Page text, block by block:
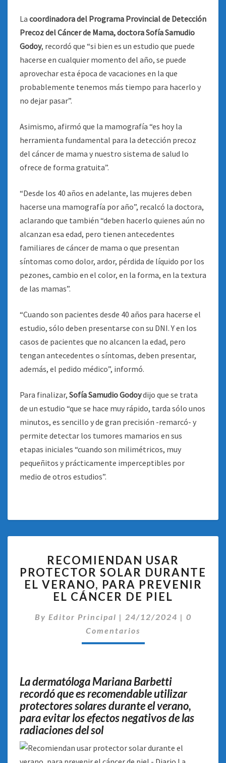
La coordinadora del Programa Provincial de Detección
Precoz del Cáncer de Mama, doctora Sofía Samudio
Godoy, recordó que “si bien es un estudio que puede
hacerse en cualquier momento del año, se puede
aprovechar esta época de vacaciones en la que
probablemente tenemos más tiempo para hacerlo y
no dejar pasar”.
Asimismo, afirmó que la mamografía “es hoy la
herramienta fundamental para la detección precoz
del cáncer de mama y nuestro sistema de salud lo
ofrece de forma gratuita”.
“Desde los 40 años en adelante, las mujeres deben
hacerse una mamografía por año”, recalcó la doctora,
aclarando que también “deben hacerlo quienes aún no
alcanzan esa edad, pero tienen antecedentes
familiares de cáncer de mama o que presentan
síntomas como dolor, ardor, pérdida de líquido por los
pezones, cambio en el color, en la forma, en la textura
de las mamas”.
“Cuando son pacientes desde 40 años para hacerse el
estudio, sólo deben presentarse con su DNI. Y en los
casos de pacientes que no alcancen la edad, pero
tengan antecedentes o síntomas, deben presentar,
además, el pedido médico”, informó.
Para finalizar, Sofía Samudio Godoydijo que se trata
de un estudio “que se hace muy rápido, tarda sólo unos
minutos, es sencillo y de gran precisión -remarcó- y
permite detectar los tumores mamarios en sus
etapas iniciales “cuando son milimétricos, muy
pequeñitos y prácticamente imperceptibles por
medio de otros estudios”.
USAR
PROTECTOR
SOLAR
DURANTE
VERANO,
PARA
PIEL
RECOMIENDAN USAR
PROTECTOR SOLAR DURANTE
EL VERANO, PARA PREVENIR
EL CÁNCER DE PIEL
By Editor Principal | 24/12/2024 | 0
Comentarios
La dermatóloga Mariana Barbetti
recordó que es recomendable utilizar
protectores solares durante el verano,
para evitar los efectos negativos de las
radiaciones del sol